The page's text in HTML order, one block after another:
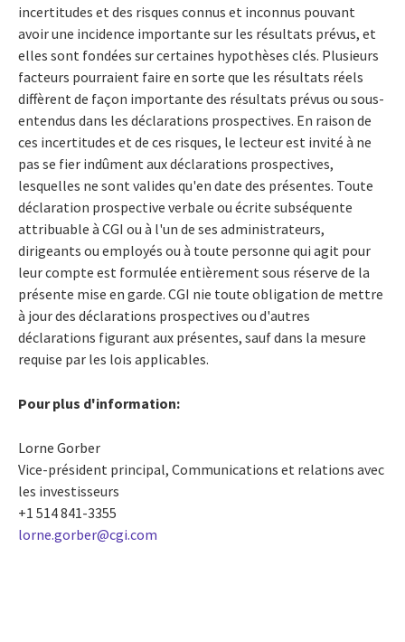
incertitudes et des risques connus et inconnus pouvant
avoir une incidence importante sur les résultats prévus, et
elles sont fondées sur certaines hypothèses clés. Plusieurs
facteurs pourraient faire en sorte que les résultats réels
diffèrent de façon importante des résultats prévus ou sous-
entendus dans les déclarations prospectives. En raison de
ces incertitudes et de ces risques, le lecteur est invité à ne
pas se fier indûment aux déclarations prospectives,
lesquelles ne sont valides qu'en date des présentes. Toute
déclaration prospective verbale ou écrite subséquente
attribuable à CGI ou à l'un de ses administrateurs,
dirigeants ou employés ou à toute personne qui agit pour
leur compte est formulée entièrement sous réserve de la
présente mise en garde. CGI nie toute obligation de mettre
à jour des déclarations prospectives ou d'autres
déclarations figurant aux présentes, sauf dans la mesure
requise par les lois applicables.
Pour plus d'information:
Lorne Gorber
Vice-président principal, Communications et relations avec
les investisseurs
+1 514 841-3355
lorne.gorber@cgi.com